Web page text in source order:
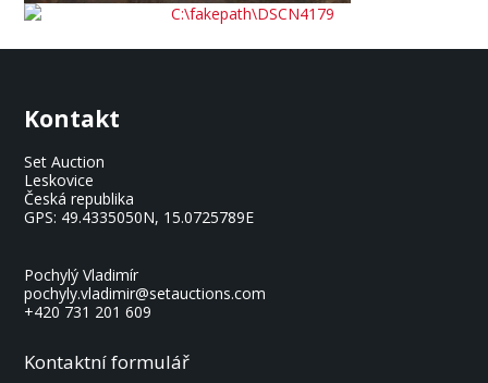
Kontakt
Set Auction
Leskovice
Česká republika
GPS: 49.4335050N, 15.0725789E
Pochylý Vladimír
pochyly.vladimir@setauctions.com
+420 731 201 609
Kontaktní formulář